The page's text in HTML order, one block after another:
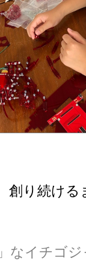
創り続ける
」なイチゴ